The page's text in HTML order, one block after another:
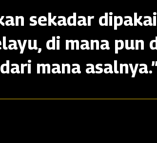
sekadar
di mana pun
mana